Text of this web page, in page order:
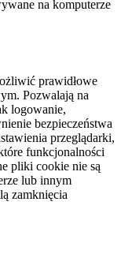
na komputerze
prawidłowe
Pozwalają na
logowanie,
bezpieczeństwa
przeglądarki,
funkcjonalności
pliki cookie nie są
lub innym
zamknięcia